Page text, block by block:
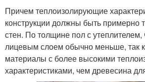
Причем теплоизолирующие
конструкции должны быть примерно
стен. По толщине пол с
лицевым слоем обычно меньше, так
материалы с более высокими
характеристиками, чем древесина